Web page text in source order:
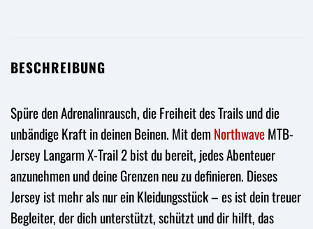
BESCHREIBUNG
Spüre den Adrenalinrausch, die Freiheit des Trails und die
unbändige Kraft in deinen Beinen. Mit dem NorthwaveMTB-
Jersey Langarm X-Trail 2 bist du bereit, jedes Abenteuer
anzunehmen und deine Grenzen neu zu definieren. Dieses
Jersey ist mehr als nur ein Kleidungsstück – es ist dein treuer
Begleiter, der dich unterstützt, schützt und dir hilft, das